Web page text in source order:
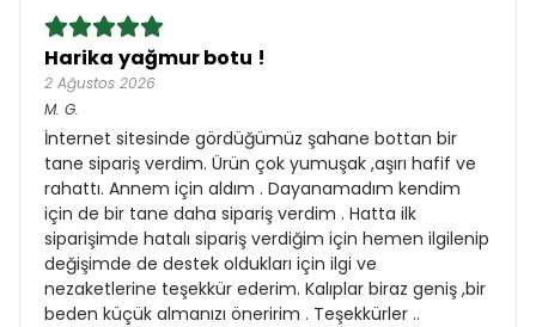
Harika yağmur botu !
2 Ağustos 2026
M. G.
İnternet sitesinde gördüğümüz şahane bottan bir
tane sipariş verdim. Ürün çok yumuşak ,aşırı hafif ve
rahattı. Annem için aldım . Dayanamadım kendim
için de bir tane daha sipariş verdim . Hatta ilk
siparişimde hatalı sipariş verdiğim için hemen ilgilenip
değişimde de destek oldukları için ilgi ve
nezaketlerine teşekkür ederim. Kalıplar biraz geniş ,bir
beden küçük almanızı öneririm . Teşekkürler ..